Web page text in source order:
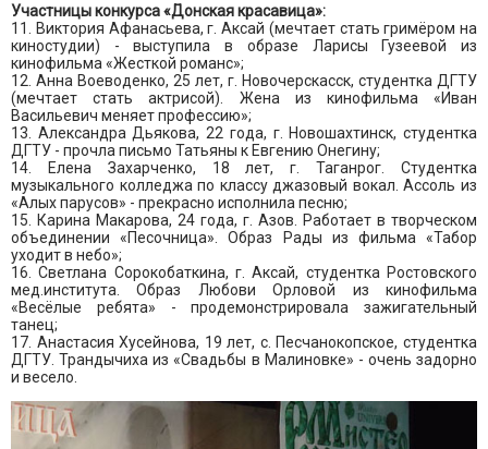
Участницы конкурса «Донская красавица»:
11. Виктория Афанасьева, г. Аксай (мечтает стать гримёром на
киностудии) - выступила в образе Ларисы Гузеевой из
кинофильма «Жесткой романс»;
12. Анна Воеводенко, 25 лет, г. Новочерскасск, студентка ДГТУ
(мечтает стать актрисой). Жена из кинофильма «Иван
Васильевич меняет профессию»;
13. Александра Дьякова, 22 года, г. Новошахтинск, студентка
ДГТУ - прочла письмо Татьяны к Евгению Онегину;
14. Елена Захарченко, 18 лет, г. Таганрог. Студентка
музыкального колледжа по классу джазовый вокал. Ассоль из
«Алых парусов» - прекрасно исполнила песню;
15. Карина Макарова, 24 года, г. Азов. Работает в творческом
объединении «Песочница». Образ Рады из фильма «Табор
уходит в небо»;
16. Светлана Сорокобаткина, г. Аксай, студентка Ростовского
мед.института. Образ Любови Орловой из кинофильма
«Весёлые ребята» - продемонстрировала зажигательный
танец;
17. Анастасия Хусейнова, 19 лет, с. Песчанокопское, студентка
ДГТУ. Трандычиха из «Свадьбы в Малиновке» - очень задорно
и весело.